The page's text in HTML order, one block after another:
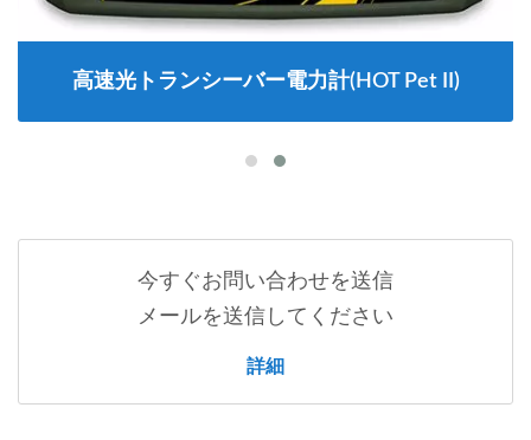
高速光トランシーバー電力計(HOT Pet II)
今すぐお問い合わせを送信
メールを送信してください
詳細